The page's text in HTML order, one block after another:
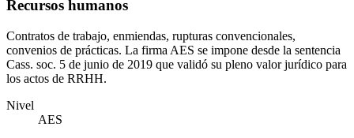
Recursos humanos
Contratos de trabajo, enmiendas, rupturas convencionales,
convenios de prácticas. La firma AES se impone desde la sentencia
Cass. soc. 5 de junio de 2019 que validó su pleno valor jurídico para
los actos de RRHH.
Nivel
AES